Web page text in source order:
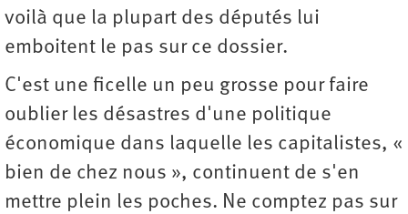
voilà que la plupart des députés lui
emboitent le pas sur ce dossier.
C'est une ficelle un peu grosse pour faire
oublier les désastres d'une politique
économique dans laquelle les capitalistes, «
bien de chez nous », continuent de s'en
mettre plein les poches. Ne comptez pas sur